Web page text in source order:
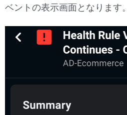
ベントの表示画面となります。